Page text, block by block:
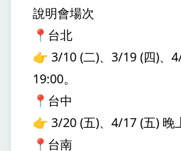
◆🇰🇷 濟州島 + 首爾｜ABLE
🇦🇺 黃金海岸｜Langports
◆🇵🇭 碧瑤｜Monol
◆結語
說明會場次
📍台北
👉 3/10 (二)、3/19 (四)、
19:00。
📍台中
👉 3/20 (五)、4/17 (五) 晚
📍台南